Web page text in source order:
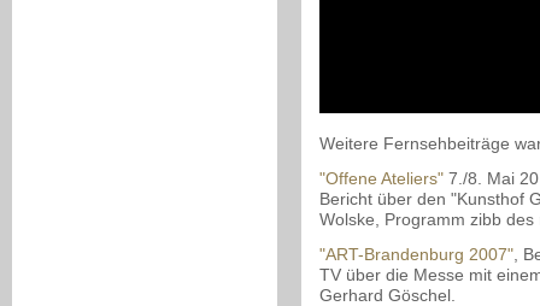
Weitere Fernsehbeiträge
"Offene Ateliers" 7./8. Mai
Bericht über den "Kunsthof
Wolske, Programm zibb
"ART-Brandenburg 2007" ,
TV über die Messe mit
Gerhard Göschel.